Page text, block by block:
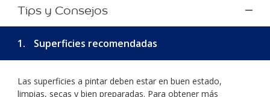
Tips y Consejos
1. Superficies recomendadas
Las superficies a pintar deben estar en buen estado,
limpias, secas y bien preparadas. Para obtener más